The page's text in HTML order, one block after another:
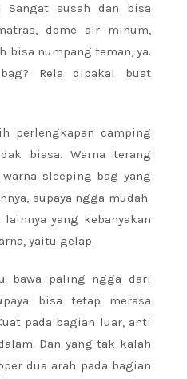
Sangat susah dan bisa
dome air minum,
bisa numpang teman, ya.
Rela dipakai buat
perlengkapan camping
biasa. Warna terang
sleeping bag yang
supaya ngga mudah
yang kebanyakan
yaitu gelap.
bawa paling ngga dari
bisa tetap merasa
pada bagian luar, anti
Dan yang tak kalah
dua arah pada bagian